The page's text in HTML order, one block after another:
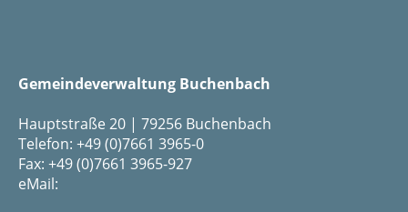
Gemeindeverwaltung Buchenbach
Hauptstraße 20 | 79256 Buchenbach
Telefon: +49 (0)7661 3965-0
Fax: +49 (0)7661 3965-927
eMail: